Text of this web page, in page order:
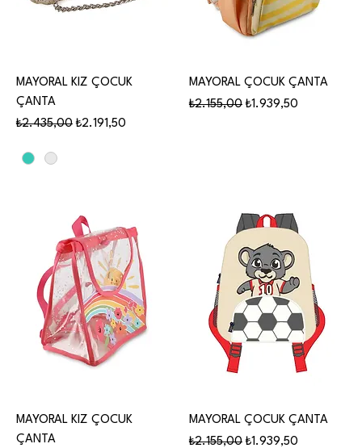
MAYORAL KIZ ÇOCUK
ÇANTA
Normal Fiyat
₺2.435,00 İndirimli Fiyat
₺2.191,50
MAYORAL ÇOCUK ÇANTA
Normal Fiyat
₺2.155,00 İndirimli Fiyat
₺1.939,50
MAYORAL KIZ ÇOCUK
ÇANTA
MAYORAL ÇOCUK ÇANTA
Normal Fiyat
₺2.155,00 İndirimli Fiyat
₺1.939,50